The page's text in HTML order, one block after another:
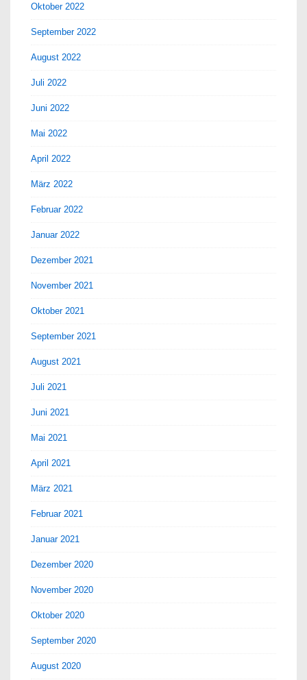
Oktober 2022
September 2022
August 2022
Juli 2022
Juni 2022
Mai 2022
April 2022
März 2022
Februar 2022
Januar 2022
Dezember 2021
November 2021
Oktober 2021
September 2021
August 2021
Juli 2021
Juni 2021
Mai 2021
April 2021
März 2021
Februar 2021
Januar 2021
Dezember 2020
November 2020
Oktober 2020
September 2020
August 2020